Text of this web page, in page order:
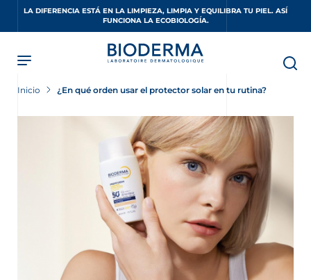
LA DIFERENCIA ESTÁ EN LA LIMPIEZA, LIMPIA Y EQUILIBRA TU PIEL. ASÍ
FUNCIONA LA ECOBIOLOGÍA.
Inicio ¿En qué orden usar el protector solar en tu rutina?